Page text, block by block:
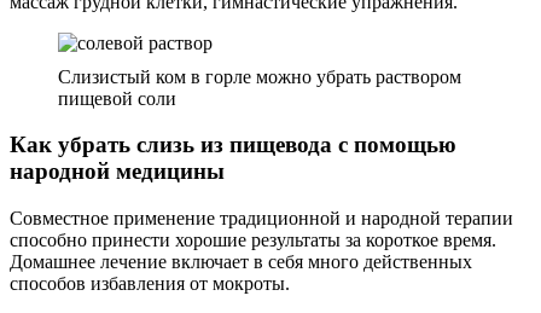
Слизистый ком в горле можно убрать раствором
пищевой соли
Как убрать слизь из пищевода с помощью
народной медицины
Совместное применение традиционной и народной терапии
способно принести хорошие результаты за короткое время.
Домашнее лечение включает в себя много действенных
способов избавления от мокроты.